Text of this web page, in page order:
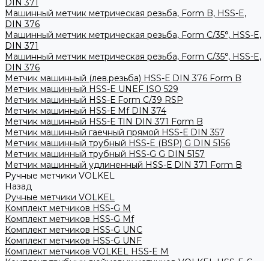
DIN 371
Машинный метчик метрическая резьба, Form B, HSS-E,
DIN 376
Машинный метчик метрическая резьба, Form С/35°, HSS-E,
DIN 371
Машинный метчик метрическая резьба, Form С/35°, HSS-E,
DIN 376
Метчик машинный (лев.резьба) HSS-Е DIN 376 Form B
Метчик машинный HSS-E UNEF ISO 529
Метчик машинный HSS-Е Form C/39 RSP
Метчик машинный HSS-Е Mf DIN 374
Метчик машинный HSS-Е TIN DIN 371 Form B
Метчик машинный гаечный прямой HSS-Е DIN 357
Метчик машинный трубный HSS-E (BSP) G DIN 5156
Метчик машинный трубный HSS-G G DIN 5157
Метчик машинный удлиненный HSS-Е DIN 371 Form B
Ручные метчики VOLKEL
Назад
Ручные метчики VOLKEL
Комплект метчиков HSS-G M
Комплект метчиков HSS-G Mf
Комплект метчиков HSS-G UNC
Комплект метчиков HSS-G UNF
Комплект метчиков VOLKEL HSS-E M